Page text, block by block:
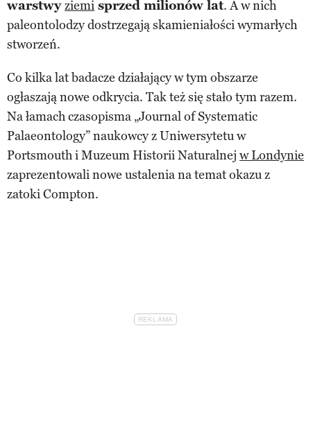
warstwyziemi sprzed milionów lat. A w nich
paleontolodzy dostrzegają skamieniałości wymarłych
stworzeń.
Co kilka lat badacze działający w tym obszarze
ogłaszają nowe odkrycia. Tak też się stało tym razem.
Na łamach czasopisma „Journal of Systematic
Palaeontology” naukowcy z Uniwersytetu w
Portsmouth i Muzeum Historii Naturalnej w Londynie
zaprezentowali nowe ustalenia na temat okazu z
zatoki Compton.